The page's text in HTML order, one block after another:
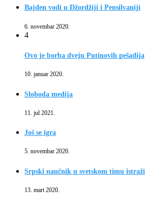
Bajden vodi u Džordžiji i Pensilvaniji
6. novembar 2020.
4
Ovo je borba dveju Putinovih pešadija
10. januar 2020.
Sloboda medija
11. jul 2021.
Još se igra
5. novembar 2020.
Srpski naučnik u svetskom timu
13. mart 2020.